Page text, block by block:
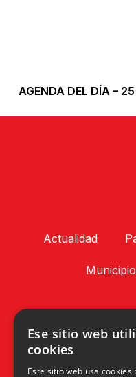
AGENDA DEL DÍA –
Actualidad
Ese sitio web
cookies
Este sitio web usa